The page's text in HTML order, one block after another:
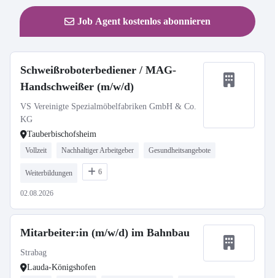
Job Agent kostenlos abonnieren
Schweißroboterbediener / MAG-
Handschweißer (m/w/d)
VS Vereinigte Spezialmöbelfabriken GmbH & Co.
KG
Tauberbischofsheim
Vollzeit Nachhaltiger Arbeitgeber Gesundheitsangebote
Weiterbildungen 6
02.08.2026
Mitarbeiter:in (m/w/d) im Bahnbau
Strabag
Lauda-Königshofen